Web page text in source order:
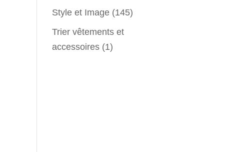
Style et Image (145)
Trier vêtements et
accessoires (1)